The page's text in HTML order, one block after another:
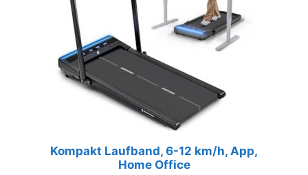
Kompakt Laufband, 6-12 km/h, App,
Home Office